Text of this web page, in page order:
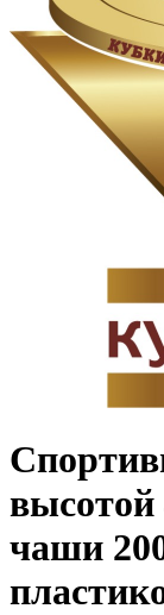
высотой
чаши